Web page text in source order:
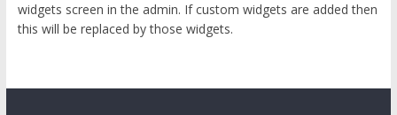
widgets screen in the admin. If custom widgets are added then
this will be replaced by those widgets.